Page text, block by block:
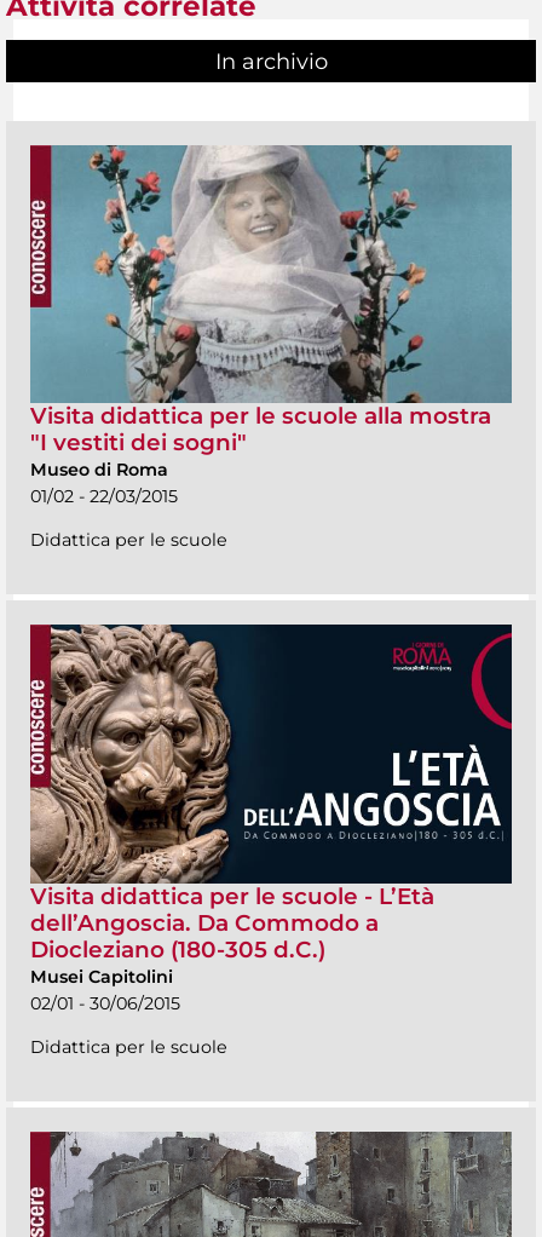
In archivio
Visita didattica per le scuole alla mostra
"I vestiti dei sogni"
Museo di Roma
01/02 - 22/03/2015
Didattica per le scuole
Visita didattica per le scuole - L’Età
dell’Angoscia. Da Commodo a
Diocleziano (180-305 d.C.)
Musei Capitolini
02/01 - 30/06/2015
Didattica per le scuole